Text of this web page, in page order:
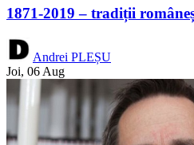
1871-2019 – tradiții
Andrei PLEȘU
Joi, 06 Aug